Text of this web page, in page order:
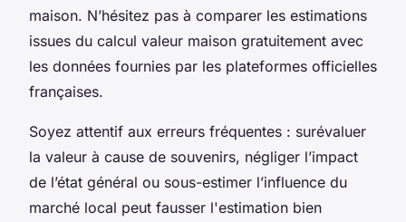
maison. N’hésitez pas à comparer les estimations
issues du calcul valeur maison gratuitement avec
les données fournies par les plateformes officielles
françaises.
Soyez attentif aux erreurs fréquentes : surévaluer
la valeur à cause de souvenirs, négliger l’impact
de l’état général ou sous-estimer l’influence du
marché local peut fausser l'estimation bien